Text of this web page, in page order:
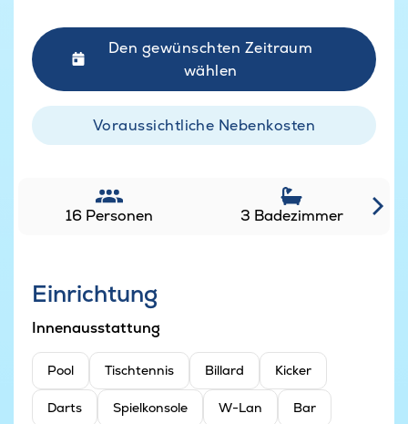
Den gewünschten Zeitraum
wählen
Voraussichtliche Nebenkosten
16 Personen 3 Badezimmer
Einrichtung
Innenausstattung
Pool Tischtennis Billard Kicker
Darts Spielkonsole W-Lan Bar